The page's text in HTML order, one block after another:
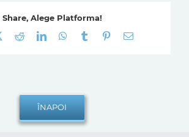
Share, Alege Platforma!
RedditLinkedInWhatsApp
Tumblr Pinterest
E-